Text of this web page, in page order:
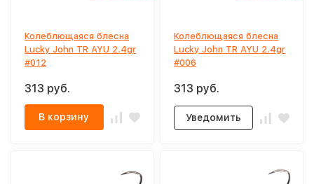
Колеблющаяся блесна
Lucky John TR AYU 2.4gr
#012
313 руб.
В корзину
Колеблющаяся блесна
Lucky John TR AYU 2.4gr
#006
313 руб.
Уведомить